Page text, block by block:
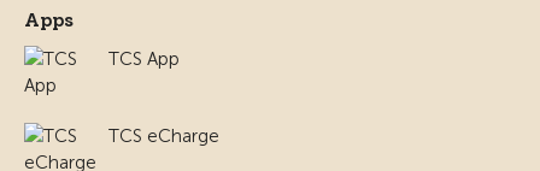
Apps
TCS App
TCS eCharge